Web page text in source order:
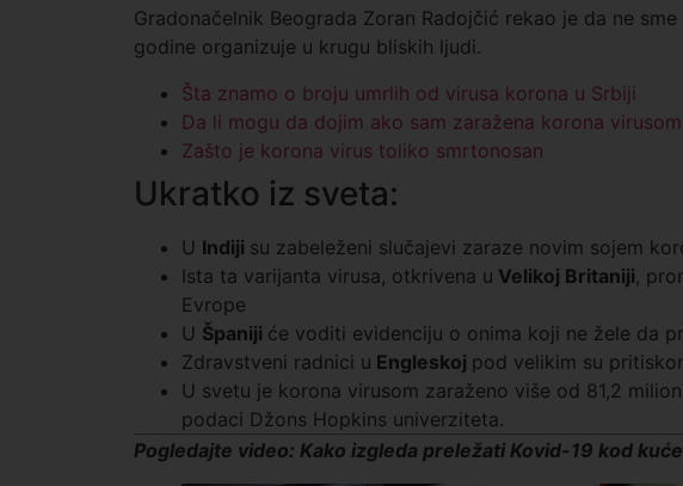
Gradonačelnik Beograda Zoran Radojčić rekao je da ne
godine organizuje u krugu bliskih ljudi.
Šta znamo o broju umrlih od virusa korona u Srbiji
Da li mogu da dojim ako sam zaražena korona virusom
Zašto je korona virus toliko smrtonosan
Ukratko iz sveta:
U Indiji su zabeleženi slučajevi zaraze novim sojem
Ista ta varijanta virusa, otkrivena u Velikoj Britaniji,
Evrope
U Španiji će voditi evidenciju o onima koji ne žele da
Zdravstveni radnici u Engleskoj pod velikim su
U svetu je korona virusom zaraženo više od 81,2
podaci Džons Hopkins univerziteta.
Pogledajte video: Kako izgleda preležati Kovid-19 kod kuće